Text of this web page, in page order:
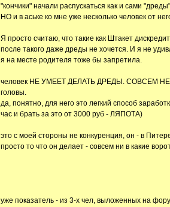
"кончики" начали распускаться как и сами
НО и в аське ко мне уже несколько человек от
Я просто считаю, что такие как Штакет
после такого даже дреды не хочется. И я не
я на месте родителя тоже бы запретила.
человек НЕ УМЕЕТ ДЕЛАТЬ ДРЕДЫ. СОВСЕМ НЕ
головы.
да, понятно, для него это легкий способ
час и брать за это от 3000 руб - ЛЯПОТА)
это с моей стороны не конкуренция, он - в
просто то что он делает - совсем ни в какие
уже показатель - из 3-х чел, выложенных на